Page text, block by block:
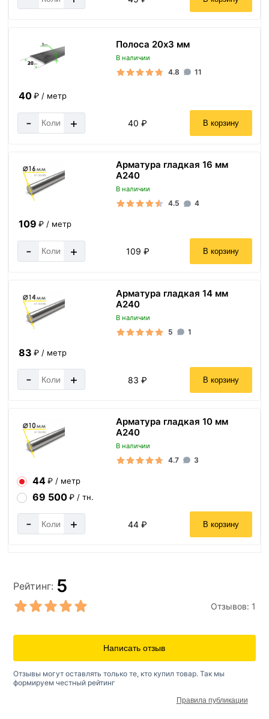
Полоса 20х3 мм
В наличии
4.8 11
40₽ / метр
- + 40 ₽ В корзину
Арматура гладкая 16 мм
A240
В наличии
4.5 4
109 ₽ / метр
- + 109 ₽ В корзину
Арматура гладкая 14 мм
A240
В наличии
5 1
83 ₽ / метр
- + 83 ₽ В корзину
Арматура гладкая 10 мм
A240
В наличии
4.7 3
44₽ / метр
69 500₽ / тн.
- + 44 ₽ В корзину
Рейтинг: 5
Отзывов: 1
Написать отзыв
Отзывы могут оставлять только те, кто купил товар. Так мы
формируем честный рейтинг
Правила публикации